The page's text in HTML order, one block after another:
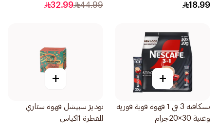
18.99
44.99
32.99
+
نسكافيه 3 في 1 قهوة قوية فورية
وغنية 30×20جرام
+
توديز سبيشل قهوة ستاري
المقطرة 1اكياس